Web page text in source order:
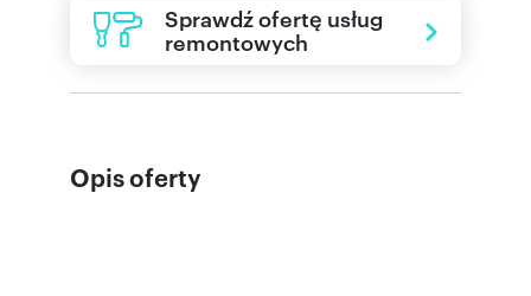
Sprawdź ofertę usług
remontowych
Opis oferty